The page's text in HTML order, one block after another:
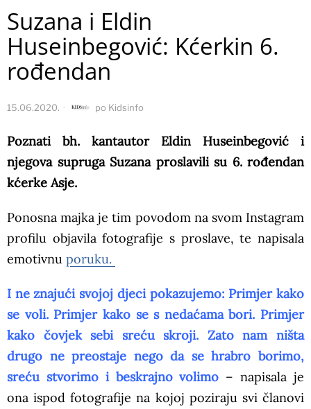
Suzana i Eldin
Huseinbegović: Kćerkin 6.
rođendan
15.06.2020. po Kidsinfo
Poznati bh. kantautor Eldin Huseinbegović i
njegova supruga Suzana proslavili su 6. rođendan
kćerke Asje.
Ponosna majka je tim povodom na svom Instagram
profilu objavila fotografije s proslave, te napisala
emotivnu poruku.
I ne znajući svojoj djeci pokazujemo: Primjer kako
se voli. Primjer kako se s nedaćama bori. Primjer
kako čovjek sebi sreću skroji. Zato nam ništa
drugo ne preostaje nego da se hrabro borimo,
sreću stvorimo i beskrajno volimo – napisala je
ona ispod fotografije na kojoj poziraju svi članovi